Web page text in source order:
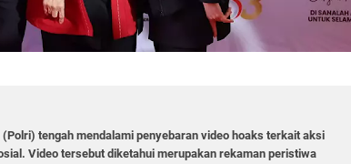
tengah mendalami penyebaran video hoaks terkait aksi
Video tersebut diketahui merupakan rekaman peristiwa